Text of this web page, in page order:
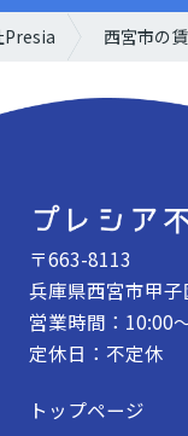
1/7
Presia 西宮市の
〒663-8113
兵庫県西宮市甲
営業時間：10:00
定休日：不定休
トップページ